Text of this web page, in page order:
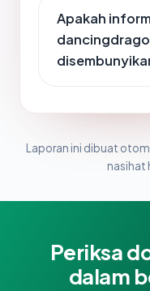
Apakah
Laporan ini dibuat
nasihat
Periksa
dalam